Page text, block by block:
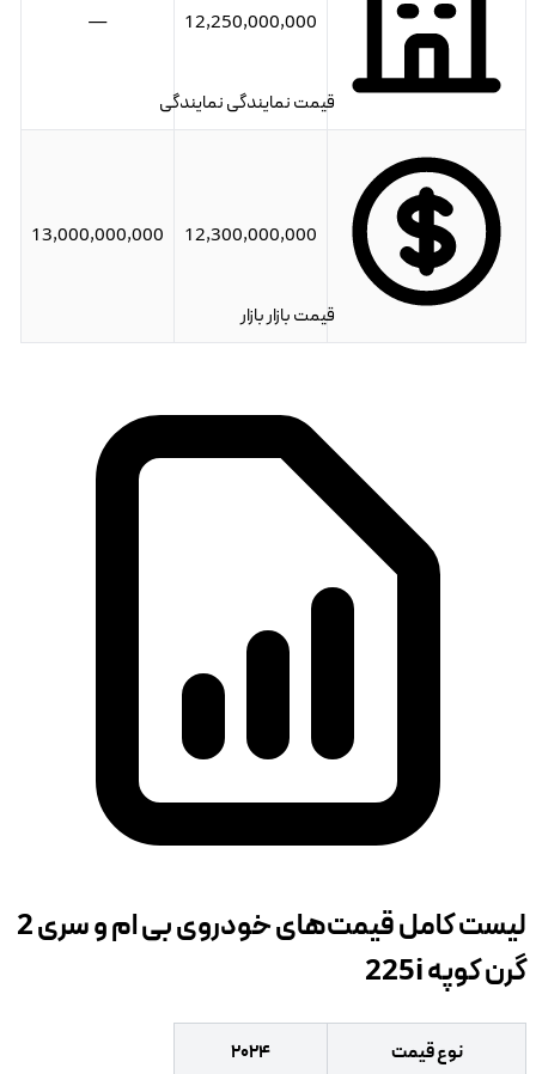
قیمت نمایندگینمایندگی
12,250,000,000
—
قیمت بازاربازار
12,300,000,000
13,000,000,000
لیست کامل قیمت‌های خودروی بی ام و سری 2
گرن کوپه 225i
نوع قیمت ۲۰۲۴